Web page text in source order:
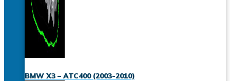
BMW X3 – ATC400 (2003-2010)